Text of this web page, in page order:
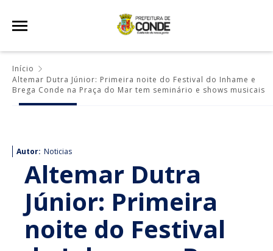
Início
Altemar Dutra Júnior: Primeira noite do Festival do Inhame e
Brega Conde na Praça do Mar tem seminário e shows musicais
Autor: Noticias
Altemar Dutra
Júnior: Primeira
noite do Festival